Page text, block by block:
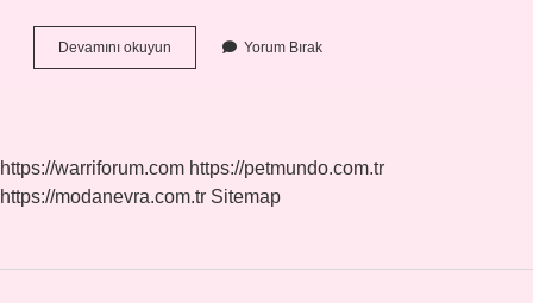
Devamını okuyun
Işlem
Yorum Bırak
https://warriforum.com https://petmundo.com.tr
https://modanevra.com.tr Sitemap